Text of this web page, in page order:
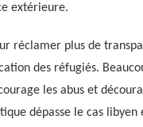
extérieure.
réclamer plus de
des réfugiés.
les abus et
dépasse le cas libyen